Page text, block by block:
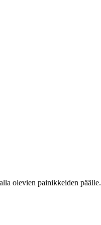
olevien painikkeiden päälle.